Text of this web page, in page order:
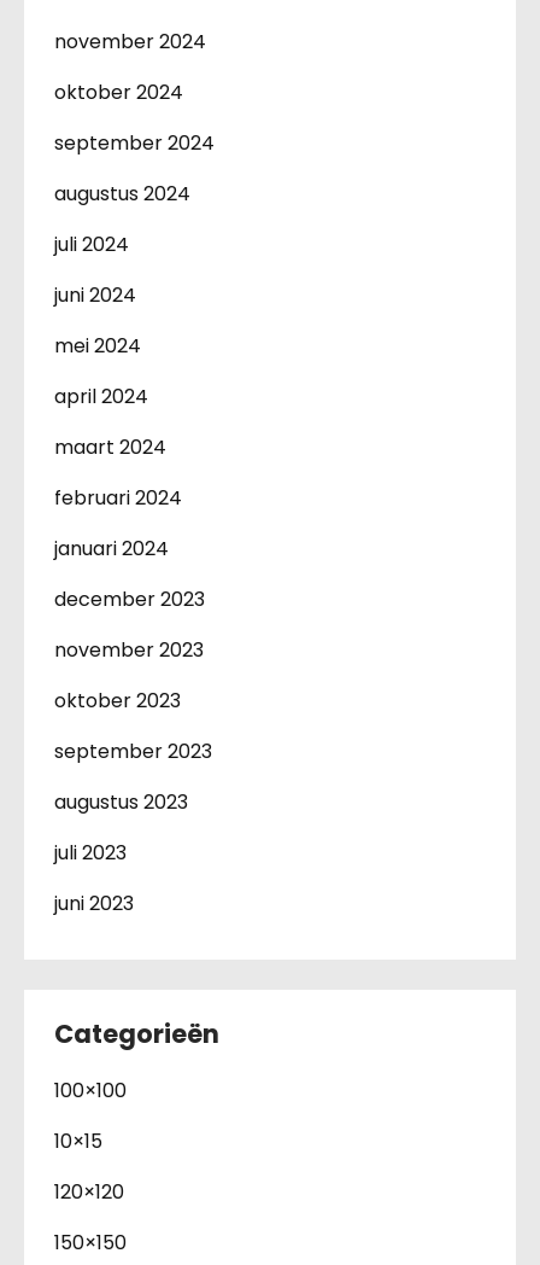
november 2024
oktober 2024
september 2024
augustus 2024
juli 2024
juni 2024
mei 2024
april 2024
maart 2024
februari 2024
januari 2024
december 2023
november 2023
oktober 2023
september 2023
augustus 2023
juli 2023
juni 2023
Categorieën
100×100
10×15
120×120
150×150